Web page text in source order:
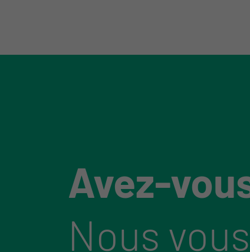
Avez-
Nous